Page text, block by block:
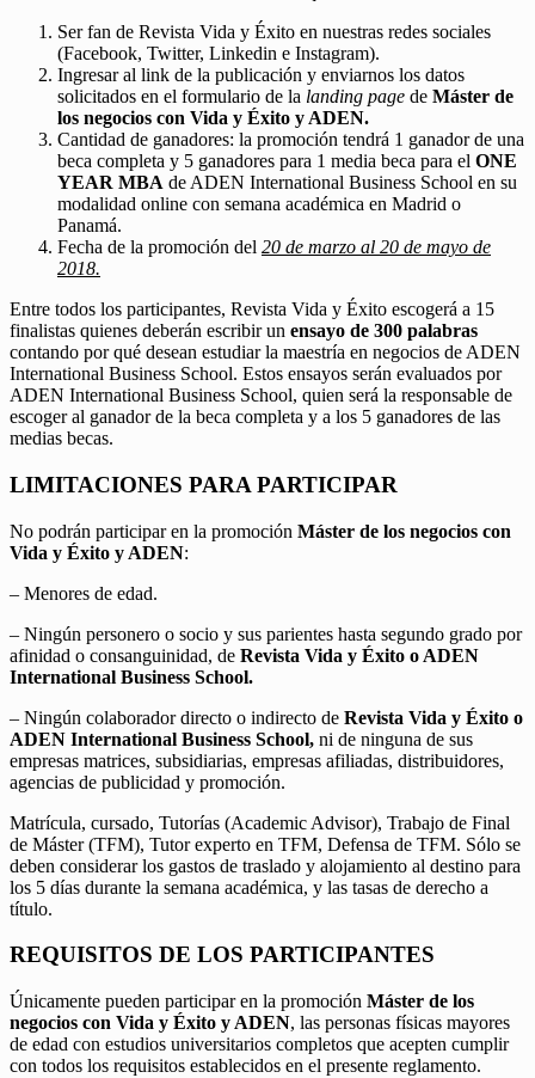
Ser fan de Revista Vida y Éxito en nuestras redes sociales
(Facebook, Twitter, Linkedin e Instagram).
Ingresar al link de la publicación y enviarnos los datos
solicitados en el formulario de la landing page de Máster de
los negocios con Vida y Éxito y ADEN.
Cantidad de ganadores: la promoción tendrá 1 ganador de una
beca completa y 5 ganadores para 1 media beca para el ONE
YEAR MBA de ADEN International Business School en su
modalidad online con semana académica en Madrid o
Panamá.
Fecha de la promoción del 20 de marzo al 20 de mayo de
2018.
Entre todos los participantes, Revista Vida y Éxito escogerá a 15
finalistas quienes deberán escribir un ensayo de 300 palabras
contando por qué desean estudiar la maestría en negocios de ADEN
International Business School. Estos ensayos serán evaluados por
ADEN International Business School, quien será la responsable de
escoger al ganador de la beca completa y a los 5 ganadores de las
medias becas.
LIMITACIONES PARA PARTICIPAR
No podrán participar en la promoción Máster de los negocios con
Vida y Éxito y ADEN:
– Menores de edad.
– Ningún personero o socio y sus parientes hasta segundo grado por
afinidad o consanguinidad, de Revista Vida y Éxito o ADEN
International Business School.
– Ningún colaborador directo o indirecto de Revista Vida y Éxito o
ADEN International Business School, ni de ninguna de sus
empresas matrices, subsidiarias, empresas afiliadas, distribuidores,
agencias de publicidad y promoción.
Matrícula, cursado, Tutorías (Academic Advisor), Trabajo de Final
de Máster (TFM), Tutor experto en TFM, Defensa de TFM. Sólo se
deben considerar los gastos de traslado y alojamiento al destino para
los 5 días durante la semana académica, y las tasas de derecho a
título.
REQUISITOS DE LOS PARTICIPANTES
Únicamente pueden participar en la promoción Máster de los
negocios con Vida y Éxito y ADEN, las personas físicas mayores
de edad con estudios universitarios completos que acepten cumplir
con todos los requisitos establecidos en el presente reglamento.